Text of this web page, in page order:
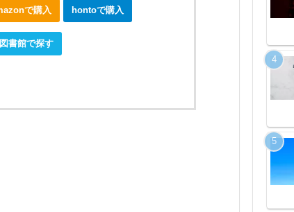
で購入 hontoで購入
図書館で探す